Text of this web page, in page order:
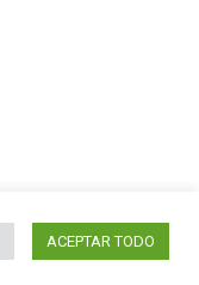
ACEPTAR TODO